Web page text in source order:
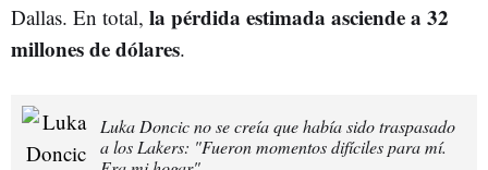
Dallas. En total, la pérdida estimada asciende a 32
millones de dólares.
Luka Doncic no se creía que había sido traspasado
a los Lakers: "Fueron momentos difíciles para mí.